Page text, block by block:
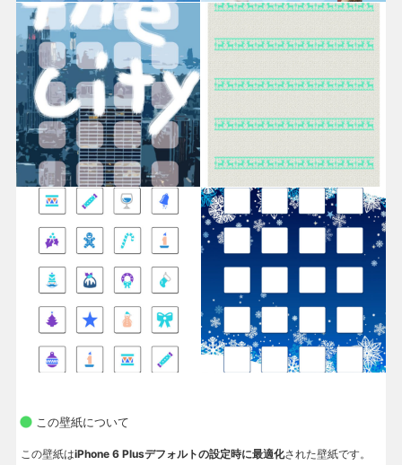
この壁紙について
この壁紙はiPhone 6 Plusデフォルトの設定時に最適化された壁紙です。